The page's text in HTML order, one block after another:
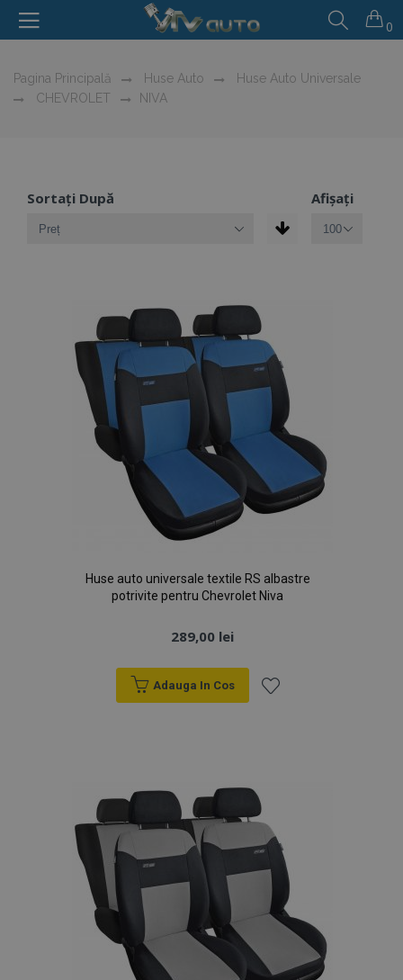
0
Pagina Principală Huse Auto
Huse Auto Universale
CHEVROLET
NIVA
Sortați După Afișați
Huse auto universale textile RS albastre
potrivite pentru Chevrolet Niva
289,00 lei
Adauga In Cos
Dorințe